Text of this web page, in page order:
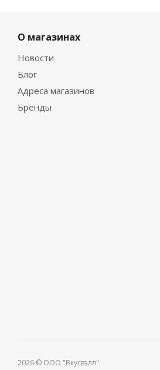
О магазинах
Новости
Блог
Адреса магазинов
Бренды
2026 © ООО "Вкусвэлл"